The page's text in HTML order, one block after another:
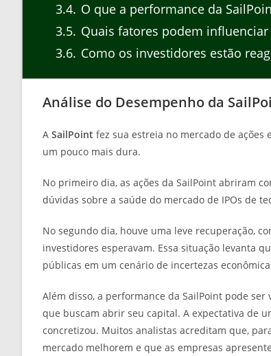
3.4 O que a performance da
3.5 Quais fatores podem
3.6 Como os investidores estão
Análise do Desempenho da
A SailPoint fez sua estreia no mercado de
um pouco mais dura.
No primeiro dia, as ações da SailPoint abriram
dúvidas sobre a saúde do mercado de IPOs de
No segundo dia, houve uma leve recuperação,
investidores esperavam. Essa situação levanta
públicas em um cenário de incertezas
Além disso, a performance da SailPoint pode
que buscam abrir seu capital. A expectativa de
concretizou. Muitos analistas acreditam que,
mercado melhorem e que as empresas